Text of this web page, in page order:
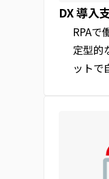
DX 導入
RPAで
定型的
ットで